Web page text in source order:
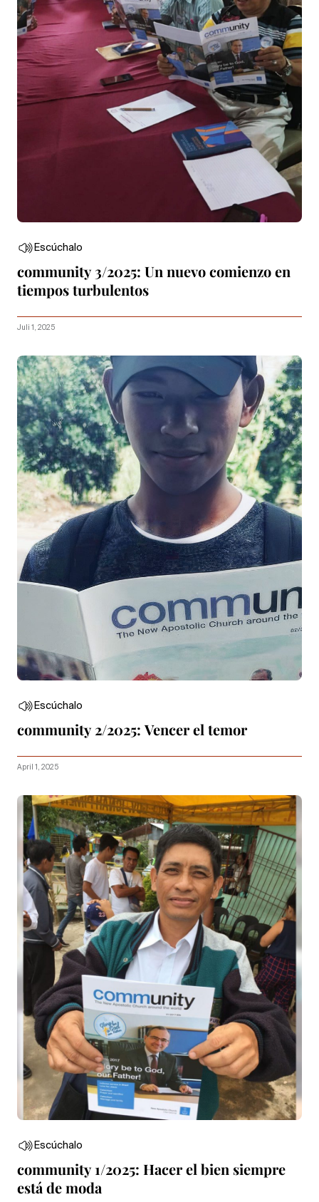
Escúchalo
community 3/2025: Un nuevo comienzo en
tiempos turbulentos
Juli 1, 2025
Escúchalo
community 2/2025: Vencer el temor
April 1, 2025
Escúchalo
community 1/2025: Hacer el bien siempre
está de moda